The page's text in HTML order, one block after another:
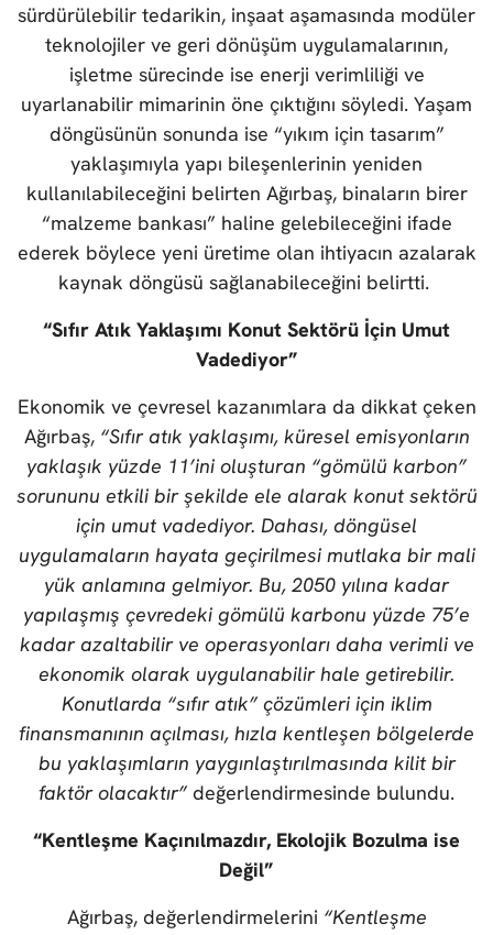
sürdürülebilir tedarikin, inşaat aşamasında modüler
teknolojiler ve geri dönüşüm uygulamalarının,
işletme sürecinde ise enerji verimliliği ve
uyarlanabilir mimarinin öne çıktığını söyledi. Yaşam
döngüsünün sonunda ise “yıkım için tasarım”
yaklaşımıyla yapı bileşenlerinin yeniden
kullanılabileceğini belirten Ağırbaş, binaların birer
“malzeme bankası” haline gelebileceğini ifade
ederek böylece yeni üretime olan ihtiyacın azalarak
kaynak döngüsü sağlanabileceğini belirtti.
“Sıfır Atık Yaklaşımı Konut Sektörü İçin Umut
Vadediyor”
Ekonomik ve çevresel kazanımlara da dikkat çeken
Ağırbaş,“Sıfır atık yaklaşımı, küresel emisyonların
yaklaşık yüzde 11’ini oluşturan “gömülü karbon”
sorununu etkili bir şekilde ele alarak konut sektörü
için umut vadediyor. Dahası, döngüsel
uygulamaların hayata geçirilmesi mutlaka bir mali
yük anlamına gelmiyor. Bu, 2050 yılına kadar
yapılaşmış çevredeki gömülü karbonu yüzde 75’e
kadar azaltabilir ve operasyonları daha verimli ve
ekonomik olarak uygulanabilir hale getirebilir.
Konutlarda “sıfır atık” çözümleri için iklim
finansmanının açılması, hızla kentleşen bölgelerde
bu yaklaşımların yaygınlaştırılmasında kilit bir
faktör olacaktır”değerlendirmesinde bulundu.
“Kentleşme Kaçınılmazdır, Ekolojik Bozulma ise
Değil”
Ağırbaş, değerlendirmelerini “Kentleşme